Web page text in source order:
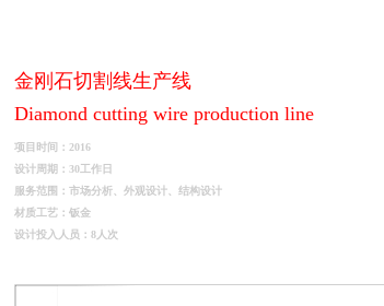
金刚石切割线生产线
Diamond cutting wire production line
项目时间：2016
设计周期：30工作日
服务范围：市场分析、外观设计、结构设计
材质工艺：钣金
设计投入人员：8人次